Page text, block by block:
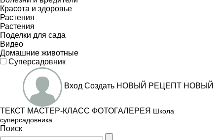
Красота и здоровье
Растения
Растения
Поделки для сада
Видео
Домашние животные
Суперсадовник
Вход Создать НОВЫЙ РЕЦЕПТ НОВЫЙ
ТЕКСТ МАСТЕР-КЛАСС ФОТОГАЛЕРЕЯ Школа
суперсадовника
Поиск